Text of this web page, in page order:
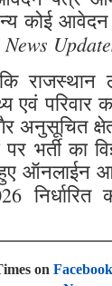
कोई आवेदन
News
राजस्थान
एवं परिवार
अनुसूचित
भर्ती का
ऑनलाईन
on Facebook